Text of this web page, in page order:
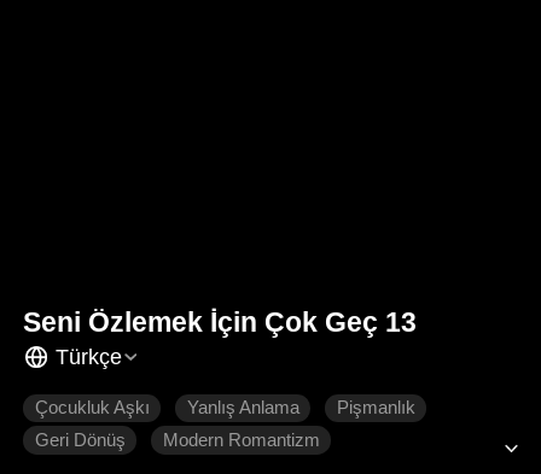
Seni Özlemek İçin Çok Geç 13
Türkçe
Çocukluk Aşkı Yanlış Anlama
Pişmanlık
Geri Dönüş
Modern Romantizm